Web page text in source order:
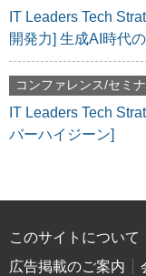
IT Leaders Tech
開発力] 生成AI時代
コンファレンス/セミ
IT Leaders Tech
バーハイジーン]
このサイトについて
広告掲載のご案内